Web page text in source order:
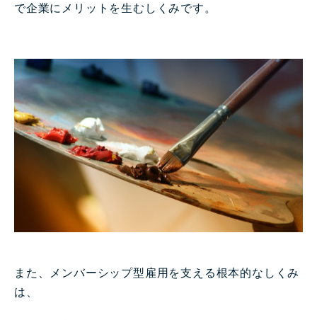
で企業にメリットを生むしくみです。
また、メンバーシップ型雇用を支える根本的なしくみ
は、